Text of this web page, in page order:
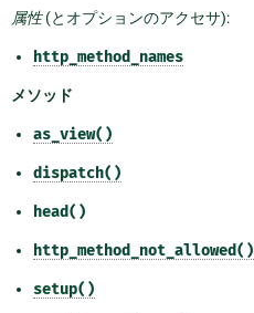
属性(とオプションのアクセサ):
http_method_names
メソッド
as_view()
dispatch()
head()
http_method_not_allowed()
setup()